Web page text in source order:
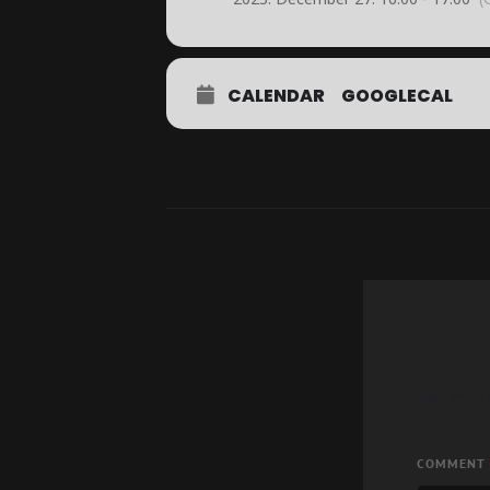
CALENDAR GOOGLECAL
COMMENT